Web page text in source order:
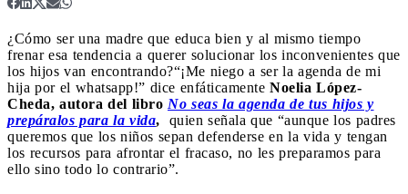
¿Cómo ser una madre que educa bien y al mismo tiempo
frenar esa tendencia a querer solucionar los inconvenientes que
los hijos van encontrando?“¡Me niego a ser la agenda de mi
hija por el whatsapp!” dice enfáticamente Noelia López-
Cheda, autora del libro No seas la agenda de tus hijos y
prepáralos para la vida, quien señala que “aunque los padres
queremos que los niños sepan defenderse en la vida y tengan
los recursos para afrontar el fracaso, no les preparamos para
ello sino todo lo contrario”.